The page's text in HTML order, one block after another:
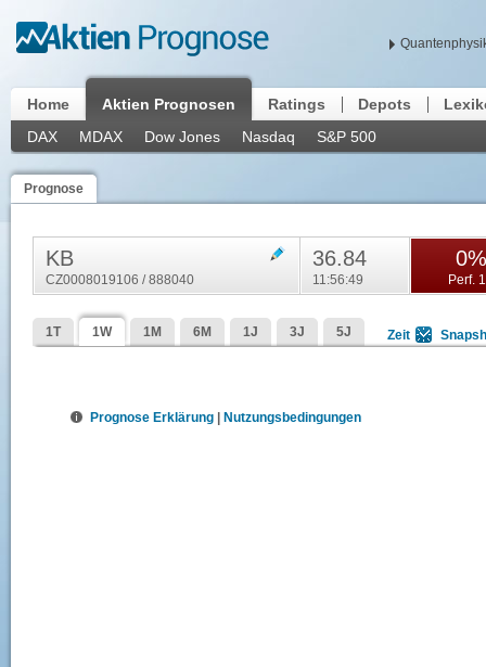
Home
Aktien Prognosen
DAX
MDAX Dow Jones Nasdaq S&P 500
Ratings Depots
Prognose
KB
CZ0008019106 / 888040
36.84
11:56:49
0%
Perf.
1T 1W 1M 6M 1J 3J 5J Zeit
Prognose Erklärung Nutzungsbedingungen